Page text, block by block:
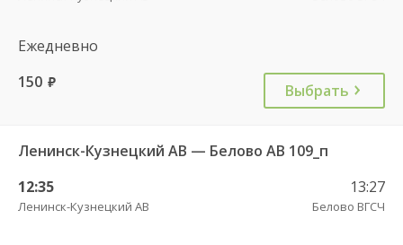
Ежедневно
150 руб. Выбрать
Ленинск-Кузнецкий АВ — Белово АВ 109_п
12:35
Ленинск-Кузнецкий АВ
13:27
Белово ВГСЧ